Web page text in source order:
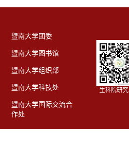
暨南大学团委
暨南大学图书馆
暨南大学组织部
暨南大学科技处
暨南大学国际交流合
作处
生科院研